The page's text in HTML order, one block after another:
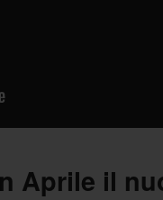
Aprile il